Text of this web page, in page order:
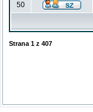
50
Strana 1 z 407